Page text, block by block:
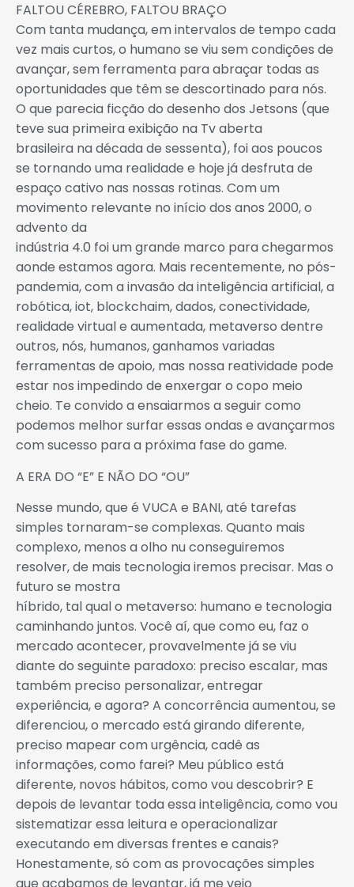
FALTOU CÉREBRO, FALTOU BRAÇO
Com tanta mudança, em intervalos de tempo cada
vez mais curtos, o humano se viu sem condições de
avançar, sem ferramenta para abraçar todas as
oportunidades que têm se descortinado para nós.
O que parecia ficção do desenho dos Jetsons (que
teve sua primeira exibição na Tv aberta
brasileira na década de sessenta), foi aos poucos
se tornando uma realidade e hoje já desfruta de
espaço cativo nas nossas rotinas. Com um
movimento relevante no início dos anos 2000, o
advento da
indústria 4.0 foi um grande marco para chegarmos
aonde estamos agora. Mais recentemente, no pós-
pandemia, com a invasão da inteligência artificial, a
robótica, iot, blockchaim, dados, conectividade,
realidade virtual e aumentada, metaverso dentre
outros, nós, humanos, ganhamos variadas
ferramentas de apoio, mas nossa reatividade pode
estar nos impedindo de enxergar o copo meio
cheio. Te convido a ensaiarmos a seguir como
podemos melhor surfar essas ondas e avançarmos
com sucesso para a próxima fase do game.
A ERA DO “E” E NÃO DO “OU”
Nesse mundo, que é VUCA e BANI, até tarefas
simples tornaram-se complexas. Quanto mais
complexo, menos a olho nu conseguiremos
resolver, de mais tecnologia iremos precisar. Mas o
futuro se mostra
híbrido, tal qual o metaverso: humano e tecnologia
caminhando juntos. Você aí, que como eu, faz o
mercado acontecer, provavelmente já se viu
diante do seguinte paradoxo: preciso escalar, mas
também preciso personalizar, entregar
experiência, e agora? A concorrência aumentou, se
diferenciou, o mercado está girando diferente,
preciso mapear com urgência, cadê as
informações, como farei? Meu público está
diferente, novos hábitos, como vou descobrir? E
depois de levantar toda essa inteligência, como vou
sistematizar essa leitura e operacionalizar
executando em diversas frentes e canais?
Honestamente, só com as provocações simples